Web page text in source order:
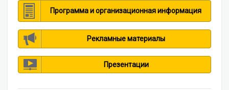
Программа и организационная информация
Рекламные материалы
Презентации